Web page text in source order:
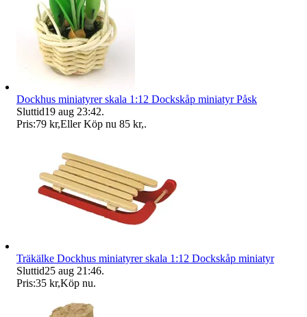
Dockhus miniatyrer skala 1:12 Dockskåp miniatyr Påsk
Sluttid19 aug 23:42.
Pris:79 kr,Eller Köp nu 85 kr,.
Träkälke Dockhus miniatyrer skala 1:12 Dockskåp miniatyr
Sluttid25 aug 21:46.
Pris:35 kr,Köp nu.